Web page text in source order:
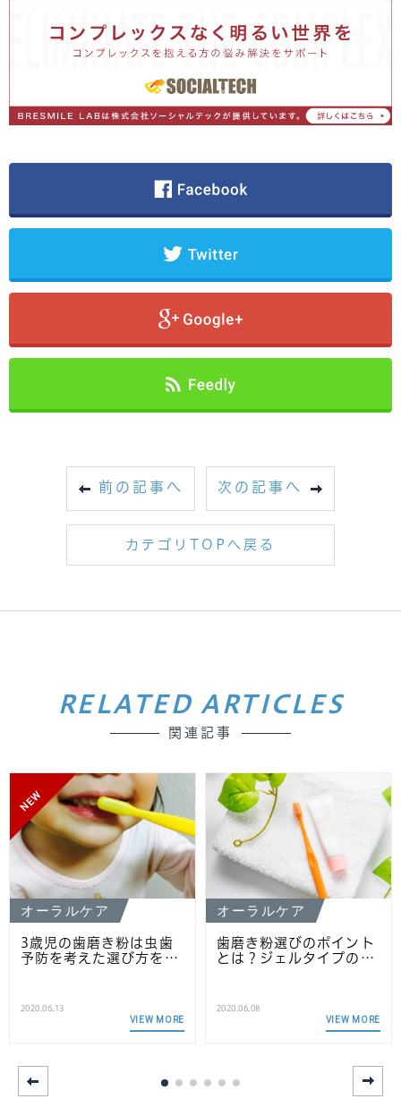
前の記事へ 次の記事へ
カテゴリTOPへ戻る
RELATED ARTICLES
関連記事
NEW
オーラルケア
3歳児の歯磨き粉は虫歯
予防を考えた選び方を…
2020.06.13
VIEW MORE
オーラルケア
歯磨き粉選びのポイント
とは？ジェルタイプの…
2020.06.08
VIEW MORE